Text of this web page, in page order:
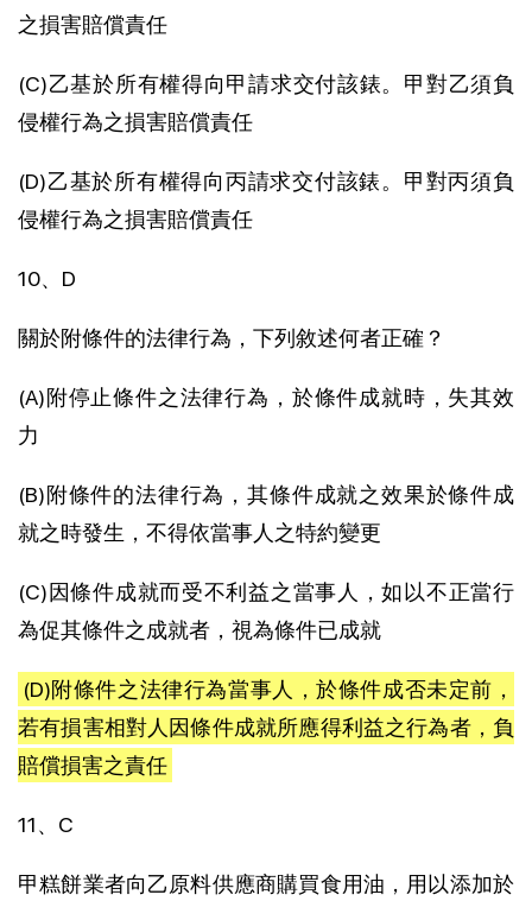
之損害賠償責任
(C)乙基於所有權得向甲請求交付該錶。甲對乙須負
侵權行為之損害賠償責任
(D)乙基於所有權得向丙請求交付該錶。甲對丙須負
侵權行為之損害賠償責任
10、D
關於附條件的法律行為，下列敘述何者正確？
(A)附停止條件之法律行為，於條件成就時，失其效
力
(B)附條件的法律行為，其條件成就之效果於條件成
就之時發生，不得依當事人之特約變更
(C)因條件成就而受不利益之當事人，如以不正當行
為促其條件之成就者，視為條件已成就
(D)附條件之法律行為當事人，於條件成否未定前，
若有損害相對人因條件成就所應得利益之行為者，負
賠償損害之責任
11、C
甲糕餅業者向乙原料供應商購買食用油，用以添加於